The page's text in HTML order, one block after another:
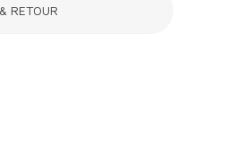
RETOUR